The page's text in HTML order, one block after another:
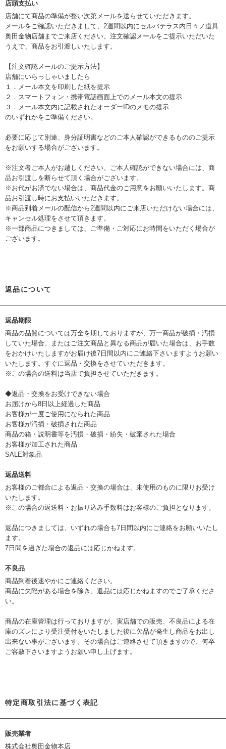
店頭支払い
店舗にて商品の準備が整い次第メールを送らせていただきます。
メールをご確認いただきまして、2週間以内にセルバテラス内日々ノ道具
奥田金物店舗までご来店ください。注文確認メールをご提示いただいた
うえで、商品をお引渡しいたします。
【注文確認メールのご提示方法】
店舗にいらっしゃいましたら
１．メール本文を印刷した紙を提示
２．スマートフォン・携帯電話画面上でのメール本文の提示
３．メール本文内に記載されたオーダーIDのメモの提示
のいずれかをご準備ください。
必要に応じて別途、身分証明書などのご本人確認ができるもののご提示
をお願いする場合がございます。
※注文者ご本人がお越しください。ご本人確認ができない場合には、商
品お引渡しを断らせて頂く場合がございます。
※お代がお済でない場合は、商品代金のご用意をお願いいたします。商
品お引渡し時にお支払いいただきます。
※商品到着メールの配信から2週間以内にご来店いただけない場合には、
キャンセル処理をさせて頂きます。
※一部商品につきましては、ご準備・ご対応にお時間をいただく場合が
ございます。
返品について
返品期限
商品の品質については万全を期しておりますが、万一商品が破損・汚損
していた場合、またはご注文商品と異なる商品が届いた場合は、お手数
をおかけいたしますがお届け後7日間以内にご連絡下さいますようお願い
いたします。すぐに返品・交換をさせていただきます。
※この場合の送料は当店で負担させていただきます。
◆返品・交換をお受けできない場合
お届けから8日以上経過した商品
お客様が一度ご使用になられた商品
お客様が汚損・破損された商品
商品の箱・説明書等を汚損・破損・紛失・破棄された場合
お客様が加工された商品
SALE対象品
返品送料
お客様のご都合による返品・交換の場合は、未使用のものに限りお受け
いたします。
※この場合の返送料・お振り込み手数料はお客様のご負担となります。
返品につきましては、いずれの場合も7日間以内にご連絡をお願いいたし
ます。
7日間を過ぎた場合の返品には応じかねます。
不良品
商品到着後速やかにご連絡ください。
商品に欠陥がある場合を除き、返品には応じかねますのでご了承くださ
い。
商品の在庫管理は行っておりますが、実店舗での販売、不良品による在
庫のズレにより受注受付をいたしました後に欠品が発生し商品をお出し
出来ない事がございます。その場合はご連絡させて頂きますので、何卒
ご容赦下さいますようお願い申し上げます。
特定商取引法に基づく表記
販売業者
株式会社奥田金物本店